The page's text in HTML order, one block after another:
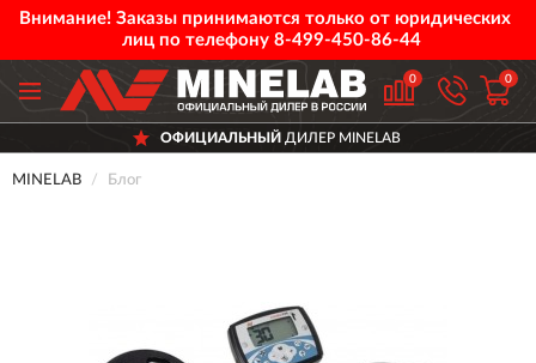
Внимание! Заказы принимаются только от юридических
лиц по телефону 8-499-450-86-44
0 0
ОФИЦИАЛЬНЫЙДИЛЕР MINELAB
MINELAB Блог